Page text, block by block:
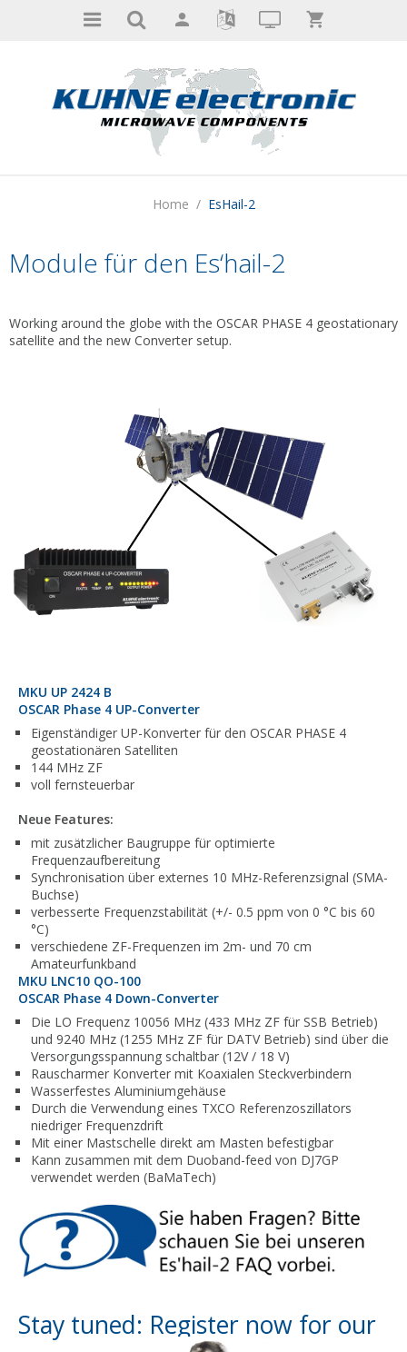
Home / EsHail-2
Module für den Es‘hail-2
Working around the globe with the OSCAR PHASE 4 geostationary
satellite and the new Converter setup.
MKU UP 2424 B
OSCAR Phase 4 UP-Converter
Eigenständiger UP-Konverter für den OSCAR PHASE 4
geostationären Satelliten
144 MHz ZF
voll fernsteuerbar
Neue Features:
mit zusätzlicher Baugruppe für optimierte
Frequenzaufbereitung
Synchronisation über externes 10 MHz-Referenzsignal (SMA-
Buchse)
verbesserte Frequenzstabilität (+/- 0.5 ppm von 0 °C bis 60
°C)
verschiedene ZF-Frequenzen im 2m- und 70 cm
Amateurfunkband
MKU LNC10 QO-100
OSCAR Phase 4 Down-Converter
Die LO Frequenz 10056 MHz (433 MHz ZF für SSB Betrieb)
und 9240 MHz (1255 MHz ZF für DATV Betrieb) sind über die
Versorgungsspannung schaltbar (12V / 18 V)
Rauscharmer Konverter mit Koaxialen Steckverbindern
Wasserfestes Aluminiumgehäuse
Durch die Verwendung eines TXCO Referenzoszillators
niedriger Frequenzdrift
Mit einer Mastschelle direkt am Masten befestigbar
Kann zusammen mit dem Duoband-feed von DJ7GP
verwendet werden (BaMaTech)
Stay tuned: Register now for our